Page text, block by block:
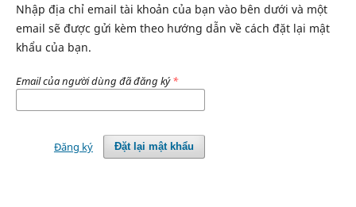
Nhập địa chỉ email tài khoản của bạn vào bên dưới và một
email sẽ được gửi kèm theo hướng dẫn về cách đặt lại mật
khẩu của bạn.
Email của người dùng đã đăng ký*
Đặt lại mật khẩu
Đăng ký